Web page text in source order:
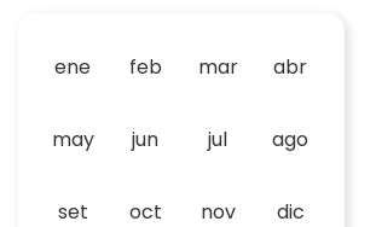
ene feb mar abr
may jun jul ago
set oct nov dic